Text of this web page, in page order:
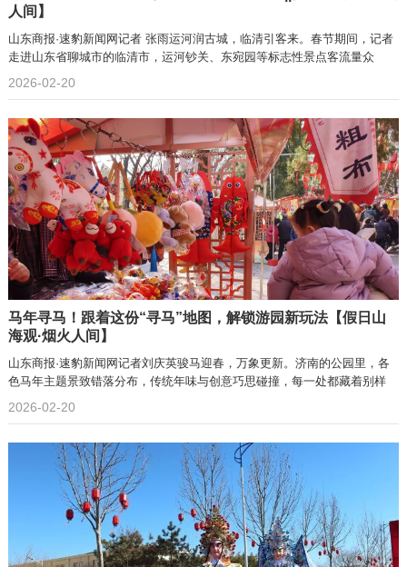
人间】
山东商报·速豹新闻网记者 张雨运河润古城，临清引客来。春节期间，记者
走进山东省聊城市的临清市，运河钞关、东宛园等标志性景点客流量众
2026-02-20
马年寻马！跟着这份“寻马”地图，解锁游园新玩法【假日山
海观·烟火人间】
山东商报·速豹新闻网记者刘庆英骏马迎春，万象更新。济南的公园里，各
色马年主题景致错落分布，传统年味与创意巧思碰撞，每一处都藏着别样
2026-02-20